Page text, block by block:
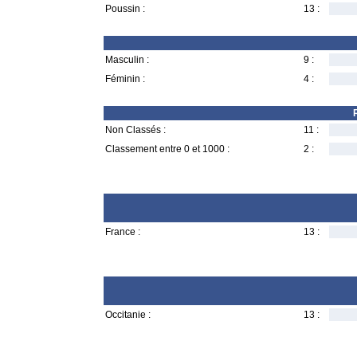
Poussin :
13 :
Masculin :
9 :
Féminin :
4 :
Non Classés :
11 :
Classement entre 0 et 1000 :
2 :
France : 13 :
Occitanie : 13 :